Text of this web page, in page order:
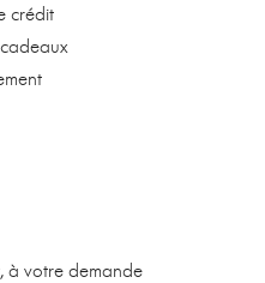
crédit
à votre demande